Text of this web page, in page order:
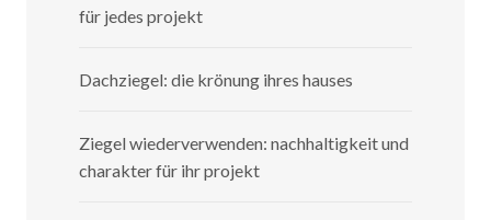
für jedes projekt
Dachziegel: die krönung ihres hauses
Ziegel wiederverwenden: nachhaltigkeit und
charakter für ihr projekt